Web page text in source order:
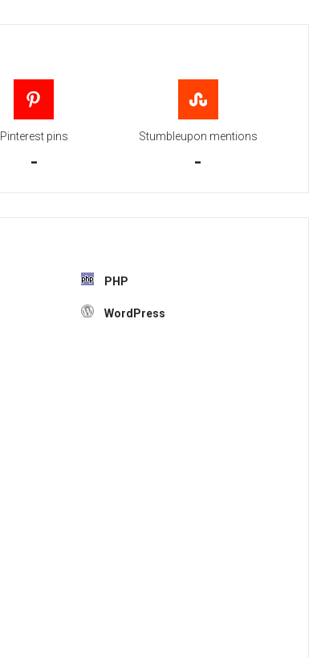
Pinterest pins
-
Stumbleupon mentions
-
PHP
WordPress